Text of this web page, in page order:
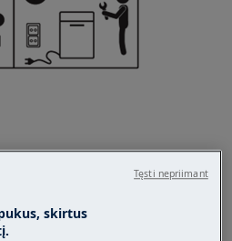
skirtus
Tęsti nepriimant